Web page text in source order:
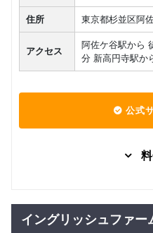
住所 東京都杉並区阿
アクセス
阿佐ケ谷駅から
分 新高円寺駅か
公式
35,000
回数：8 / 1セッショ
イングリッシュファー